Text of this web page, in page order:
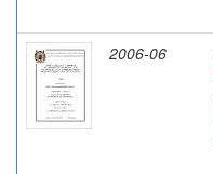
2006-06